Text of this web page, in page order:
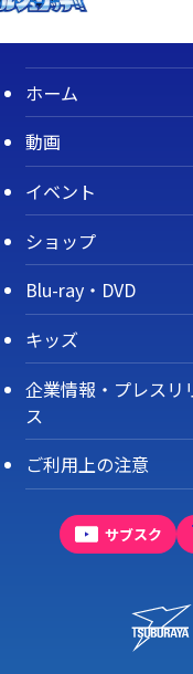
ホーム
動画
イベント
ショップ
Blu-ray・DVD
キッズ
企業情報・プレスリ
ス
ご利用上の注意
サブスク